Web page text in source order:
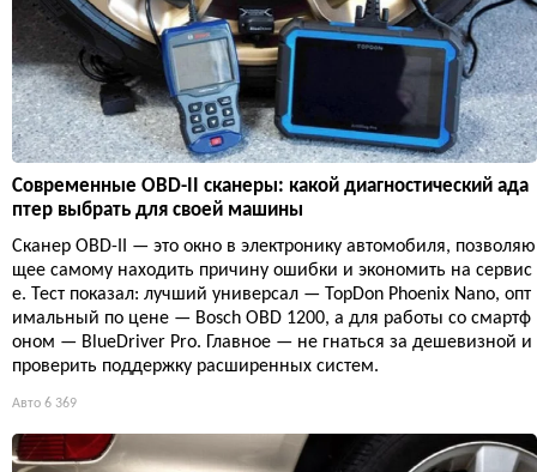
Современные OBD-II сканеры: какой диагностический ада
птер выбрать для своей машины
Сканер OBD-II — это окно в электронику автомобиля, позволяю
щее самому находить причину ошибки и экономить на сервис
е. Тест показал: лучший универсал — TopDon Phoenix Nano, опт
имальный по цене — Bosch OBD 1200, а для работы со смартф
оном — BlueDriver Pro. Главное — не гнаться за дешевизной и
проверить поддержку расширенных систем.
Авто 6 369